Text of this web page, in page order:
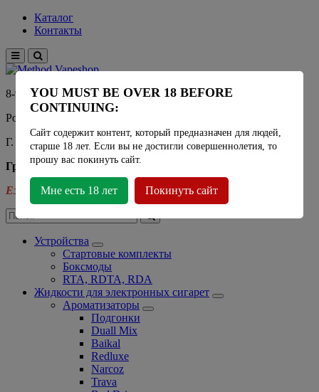
Каталог
Контакты
8-915-450-21-92
Розничный магазин Method Vapeshop
Г. Москва, улица Южнобутовская 36
График работы
Ежедневно - 11:00 - 21:00
Устройства
Стартовые комплекты
Боксмоды
RTA, RDTA, RDA
Жидкости для электронных сигарет
Ароматизаторы
Подгонки
Duall Mix
Baikal
Redluxe
Narcoz
Trava
YOU MUST BE OVER 18 BEFORE
CONTINUING:
Сайт содержит контент, который предназначен для людей,
старше 18 лет. Если вы не достигли совершеннолетия, то
прошу вас покинуть сайт.
Мне есть 18 лет Покинуть сайт